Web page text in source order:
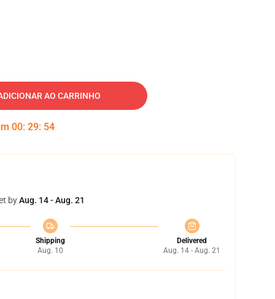
AO CARRINHO
00: 29: 53
byAug. 14 - Aug. 21
Shipping
Aug. 10
Delivered
Aug. 14 - Aug. 21